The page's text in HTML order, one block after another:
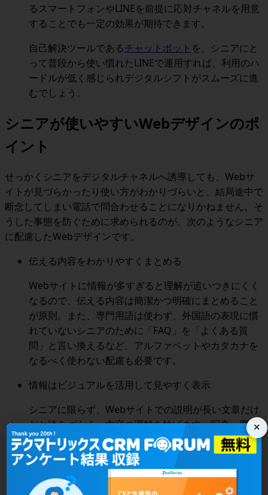
るスマートフォンやLINEを前提に応対チャネルを用意
することでも一定の効果が期待できます。
自己解決ツールであるチャットボット を、シニアにと
って普段から使い慣れたLINEで運用すれば、利用のハ
ードルが低く感じられデジタルシフトがスムーズに進
むでしょう。
シニアが使いやすいWebデザインのポ
イント
せっかくシニアをデジタルチャネルへ誘導しても、Webサ
イトが見づらかったり使い方がわかりづらいと、結局途中で
断念してしまい電話で問合わせることになりかねません。そ
うした事態を防ぐために求められるのが、次のようなシニア
に配慮したWebデザインです。
伝える内容をわかりやすくまとめる
Webサイトに情報が多すぎると理解が追いつきにくく
なるので、 伝える内容は簡潔かつ明確にまとめること
が原則。また、専門用語は使わず、外国語の表現に慣
れていないシニアのために「FAQ」を「よくある質
問」と言い換えるなど、 アルファベットやカタカナを
なるべく使わない配慮も必要です。
情報はビジュアルを活用して見やすく表示
シニアに限らず、Webサイトでの説明が長い文章だけ
だと読みづらく、内容の理解を妨げます。写真・図・
表・動画などを用いて、視覚的に情報を整理しましょ
う。
また、
クリックするボタンやリンクを大きなサイズで
目立たせることも大切。さらに、操作方法や機能の説
×